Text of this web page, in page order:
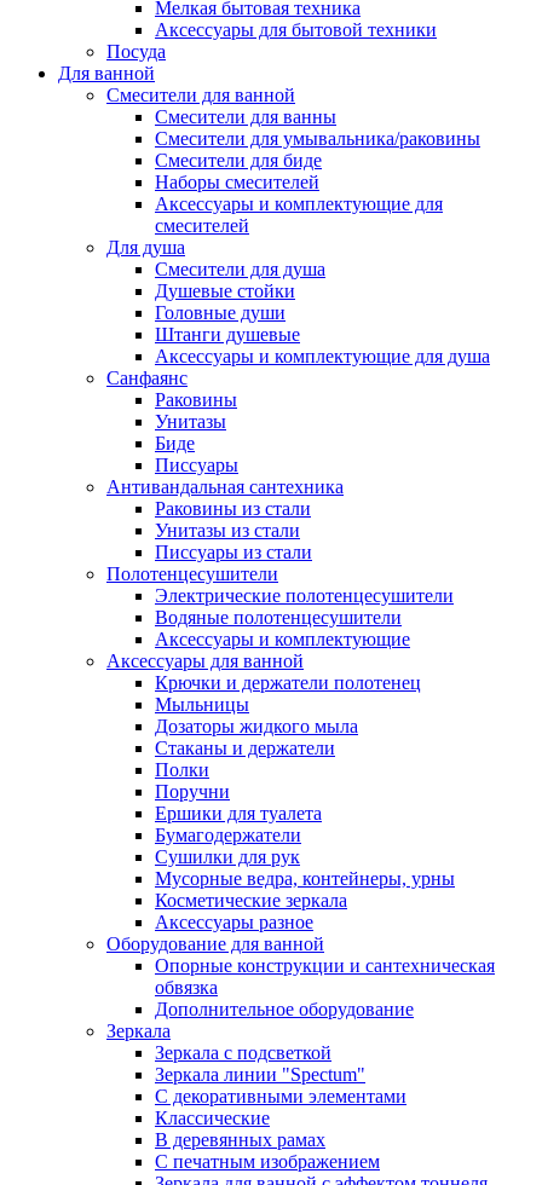
Мелкая бытовая техника
Аксессуары для бытовой техники
Посуда
Для ванной
Смесители для ванной
Смесители для ванны
Смесители для умывальника/раковины
Смесители для биде
Наборы смесителей
Аксессуары и комплектующие для
смесителей
Для душа
Смесители для душа
Душевые стойки
Головные души
Штанги душевые
Аксессуары и комплектующие для душа
Санфаянс
Раковины
Унитазы
Биде
Писсуары
Антивандальная сантехника
Раковины из стали
Унитазы из стали
Писсуары из стали
Полотенцесушители
Электрические полотенцесушители
Водяные полотенцесушители
Аксессуары и комплектующие
Аксессуары для ванной
Крючки и держатели полотенец
Мыльницы
Дозаторы жидкого мыла
Стаканы и держатели
Полки
Поручни
Ершики для туалета
Бумагодержатели
Сушилки для рук
Мусорные ведра, контейнеры, урны
Косметические зеркала
Аксессуары разное
Оборудование для ванной
Опорные конструкции и сантехническая
обвязка
Дополнительное оборудование
Зеркала
Зеркала с подсветкой
Зеркала линии "Spectum"
С декоративными элементами
Классические
В деревянных рамах
С печатным изображением